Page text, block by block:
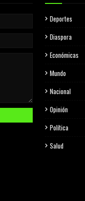
Deportes
Diaspora
Económicas
Mundo
Nacional
Opinión
Política
Salud